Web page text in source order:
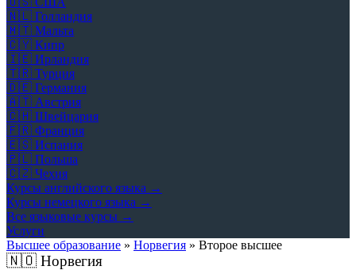
🇳🇱 Голландия
🇲🇹 Мальта
🇨🇾 Кипр
🇮🇪 Ирландия
🇹🇷 Турция
🇩🇪 Германия
🇦🇹 Австрия
🇨🇭 Швейцария
🇫🇷 Франция
🇪🇸 Испания
🇵🇱 Польша
🇨🇿 Чехия
Курсы английского языка →
Курсы немецкого языка →
Все языковые курсы →
Услуги
Высшее образование » Норвегия » Второе высшее
🇳🇴Норвегия